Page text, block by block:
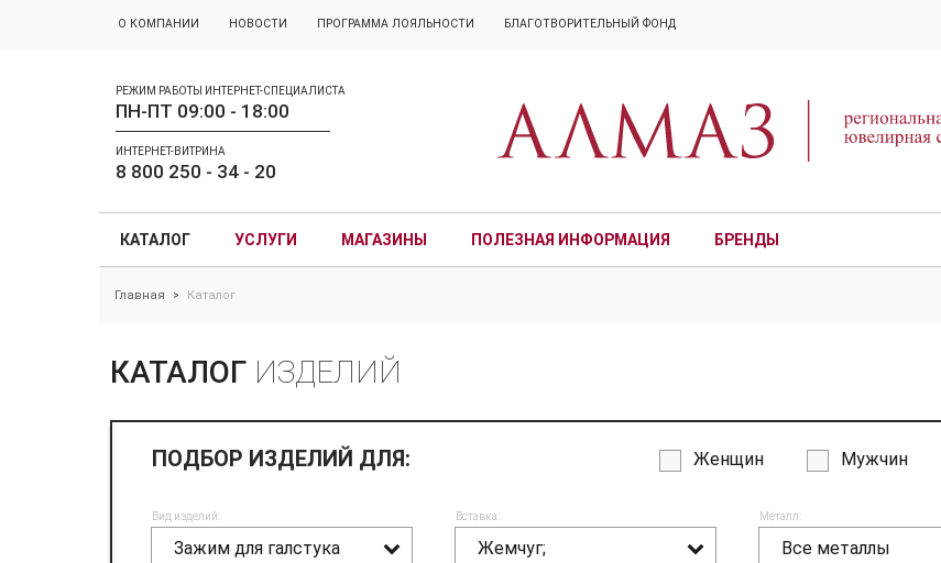
О КОМПАНИИ НОВОСТИ ПРОГРАММА ЛОЯЛЬНОСТИ БЛАГОТВОРИТЕЛЬНЫЙ ФОНД
РЕЖИМ РАБОТЫ ИНТЕРНЕТ-СПЕЦИАЛИСТА
ПН-ПТ 09:00 - 18:00
ИНТЕРНЕТ-ВИТРИНА
8 800 250 - 34 - 20
КАТАЛОГ УСЛУГИ МАГАЗИНЫ ПОЛЕЗНАЯ ИНФОРМАЦИЯ БРЕНДЫ
Главная > Каталог
КАТАЛОГ ИЗДЕЛИЙ
ПОДБОР ИЗДЕЛИЙ ДЛЯ: Женщин Мужчин
Вид изделий:
Зажим для галстука
Вставка:
Жемчуг;
Металл:
Все металлы